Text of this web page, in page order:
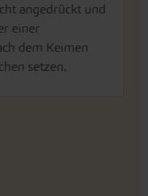
angedrückt und
einer
dem Keimen
setzen.